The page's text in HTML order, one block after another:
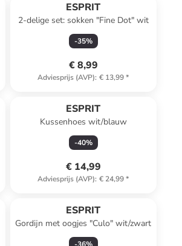
ESPRIT
2-delige set: sokken "Fine Dot" wit
-35%
€ 8,99
Adviesprijs (AVP): € 13,99*
ESPRIT
Kussenhoes wit/blauw
-40%
€ 14,99
Adviesprijs (AVP): € 24,99*
ESPRIT
Gordijn met oogjes "Culo" wit/zwart